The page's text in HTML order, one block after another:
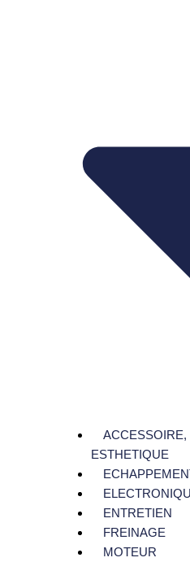
ESTHETIQUE
ENTRETIEN
FREINAGE
MOTEUR